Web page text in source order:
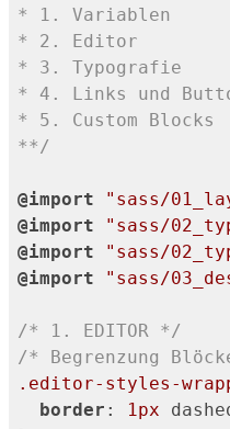
* 1. Variablen
* 2. Editor
* 3. Typografie
* 4. Links und
* 5. Custom Blocks
**/
@import
"sass/
@import
"sass/
@import
"sass/
@import
"sass/
/* 1. EDITOR */
/* Begrenzung
.editor-styles-
border : 1px